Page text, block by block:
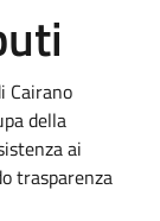
Cairano
della
ai
trasparenza